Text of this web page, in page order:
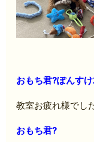
おもち君?ぽんす
教室お疲れ様でし
おもち君?